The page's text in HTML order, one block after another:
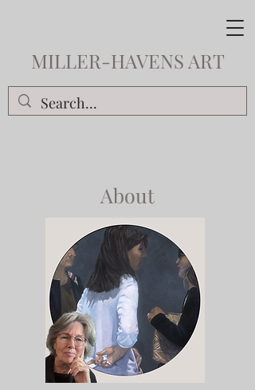
MILLER-HAVENS ART
About